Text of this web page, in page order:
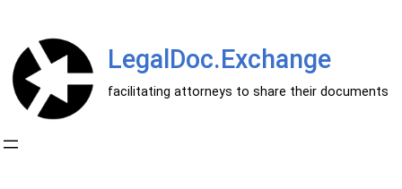
содержимому
LegalDoc.Exchange
facilitating attorneys to share their documents